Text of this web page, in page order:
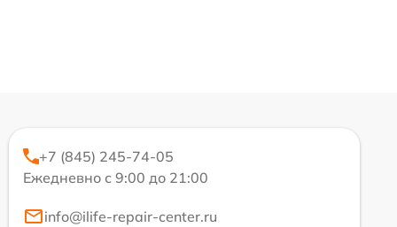
+7 (845) 245-74-05
Ежедневно с 9:00 до 21:00
info@ilife-repair-center.ru